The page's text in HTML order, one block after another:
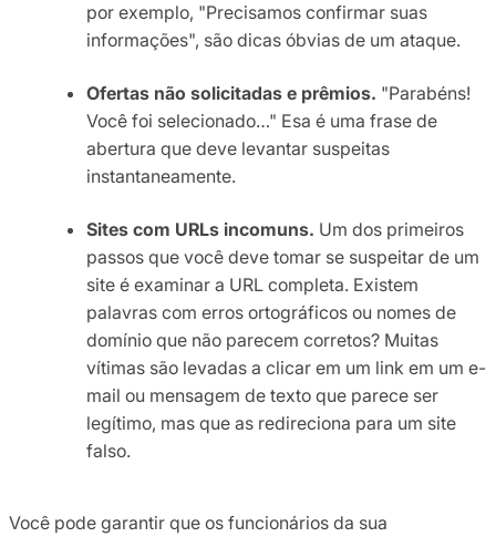
por exemplo, "Precisamos confirmar suas
informações", são dicas óbvias de um ataque.
Ofertas não solicitadas e prêmios. "Parabéns!
Você foi selecionado…" Esa é uma frase de
abertura que deve levantar suspeitas
instantaneamente.
Sites com URLs incomuns. Um dos primeiros
passos que você deve tomar se suspeitar de um
site é examinar a URL completa. Existem
palavras com erros ortográficos ou nomes de
domínio que não parecem corretos? Muitas
vítimas são levadas a clicar em um link em um e-
mail ou mensagem de texto que parece ser
legítimo, mas que as redireciona para um site
falso.
Você pode garantir que os funcionários da sua